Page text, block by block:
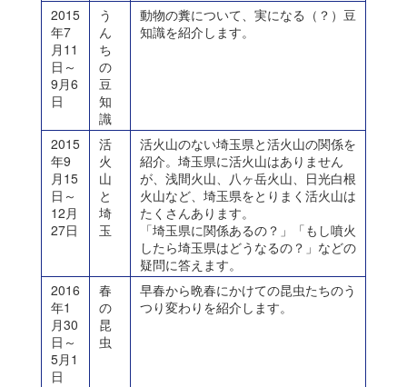
2015
年7
月11
日～
9月6
日
う
ん
ち
の
豆
知
識
動物の糞について、実になる（？）豆
知識を紹介します。
2015
年9
月15
日～
12月
27日
活
火
山
と
埼
玉
活火山のない埼玉県と活火山の関係を
紹介。埼玉県に活火山はありません
が、浅間火山、八ヶ岳火山、日光白根
火山など、埼玉県をとりまく活火山は
たくさんあります。
「埼玉県に関係あるの？」「もし噴火
したら埼玉県はどうなるの？」などの
疑問に答えます。
2016
年1
月30
日～
5月1
日
春
の
昆
虫
早春から晩春にかけての昆虫たちのう
つり変わりを紹介します。